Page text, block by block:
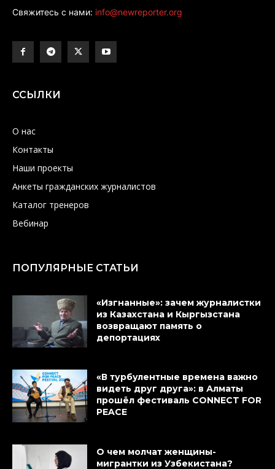
Свяжитесь с нами: info@newreporter.org
ССЫЛКИ
О нас
Контакты
Наши проекты
Анкеты гражданских журналистов
Каталог тренеров
Вебинар
ПОПУЛЯРНЫЕ СТАТЬИ
«Изгнанные»: зачем журналистки
из Казахстана и Кыргызстана
возвращают память о
депортациях
«В турбулентные времена важно
видеть друг друга»: в Алматы
прошёл фестиваль CONNECT FOR
PEACE
О чем молчат женщины-
мигрантки из Узбекистана?